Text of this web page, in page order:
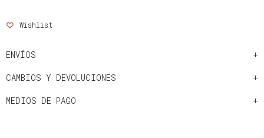
ENVÍOS
CAMBIOS Y DEVOLUCIONES
MEDIOS DE PAGO